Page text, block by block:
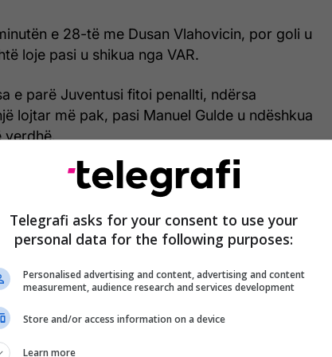
e 28-të me Dusan Vlahovicin, por goli u
loje pasi u shikua nga VAR.
e parë Juventusi fitoi penallti, ndërsa
lojtar më pak, pasi Manuel Gulde u ndëshkua
verdhë.
i saktë Vlahovic që shënoi për 1-0.
status/1636435124311998482
menaxhoi rezultatin, pasi që kishte marr
edhe në ndeshje e parë.
Federico Chiesa që u fut në lojë në
për 2-0.
Telegrafi asks for your consent to use your
personal data for the following purposes:
Personalised advertising and content, advertising and content
measurement, audience research and services development
Store and/or access information on a device
Learn more